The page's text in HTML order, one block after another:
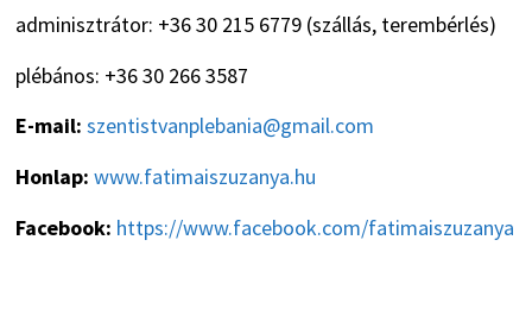
adminisztrátor: +36 30 215 6779 (szállás, terembérlés)
plébános: +36 30 266 3587
E-mail: szentistvanplebania@gmail.com
Honlap: www.fatimaiszuzanya.hu
Facebook: https://www.facebook.com/fatimaiszuzanya